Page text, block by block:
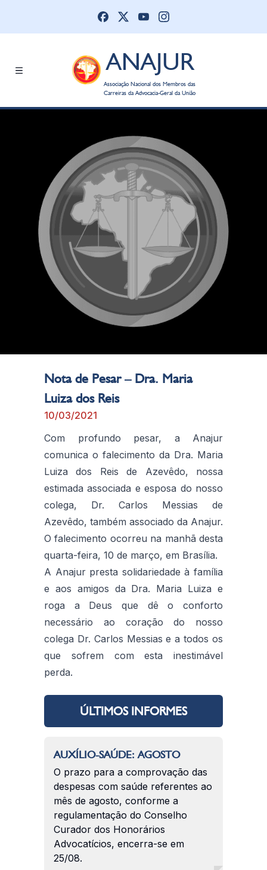
ANAJUR
Associação Nacional dos Membros das
Carreiras da Advocacia-Geral da União
Nota de Pesar – Dra. Maria
Luiza dos Reis
10/03/2021
Com profundo pesar, a Anajur
comunica o falecimento da Dra. Maria
Luiza dos Reis de Azevêdo, nossa
estimada associada e esposa do nosso
colega, Dr. Carlos Messias de
Azevêdo, também associado da Anajur.
O falecimento ocorreu na manhã desta
quarta-feira, 10 de março, em Brasília.
A Anajur presta solidariedade à família
e aos amigos da Dra. Maria Luiza e
roga a Deus que dê o conforto
necessário ao coração do nosso
colega Dr. Carlos Messias e a todos os
que sofrem com esta inestimável
perda.
ÚLTIMOS INFORMES
AUXÍLIO-SAÚDE: AGOSTO
O prazo para a comprovação das
despesas com saúde referentes ao
mês de agosto, conforme a
regulamentação do Conselho
Curador dos Honorários
Advocatícios, encerra-se em
25/08.